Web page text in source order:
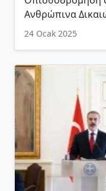
Ανθρώπινα
24 Ocak 2025